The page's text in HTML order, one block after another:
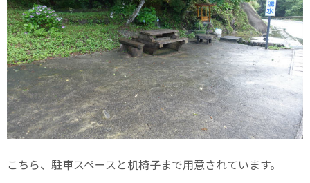
こちら、駐車スペースと机椅子まで用意されています。